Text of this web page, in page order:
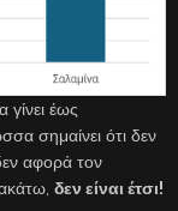
έως
σημαίνει ότι δεν
αφορά τον
δεν είναι έτσι!